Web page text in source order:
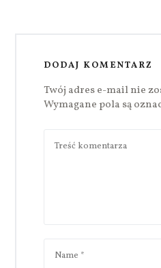
DODAJ KOMENTARZ
Twój adres e-mail nie
Wymagane pola są